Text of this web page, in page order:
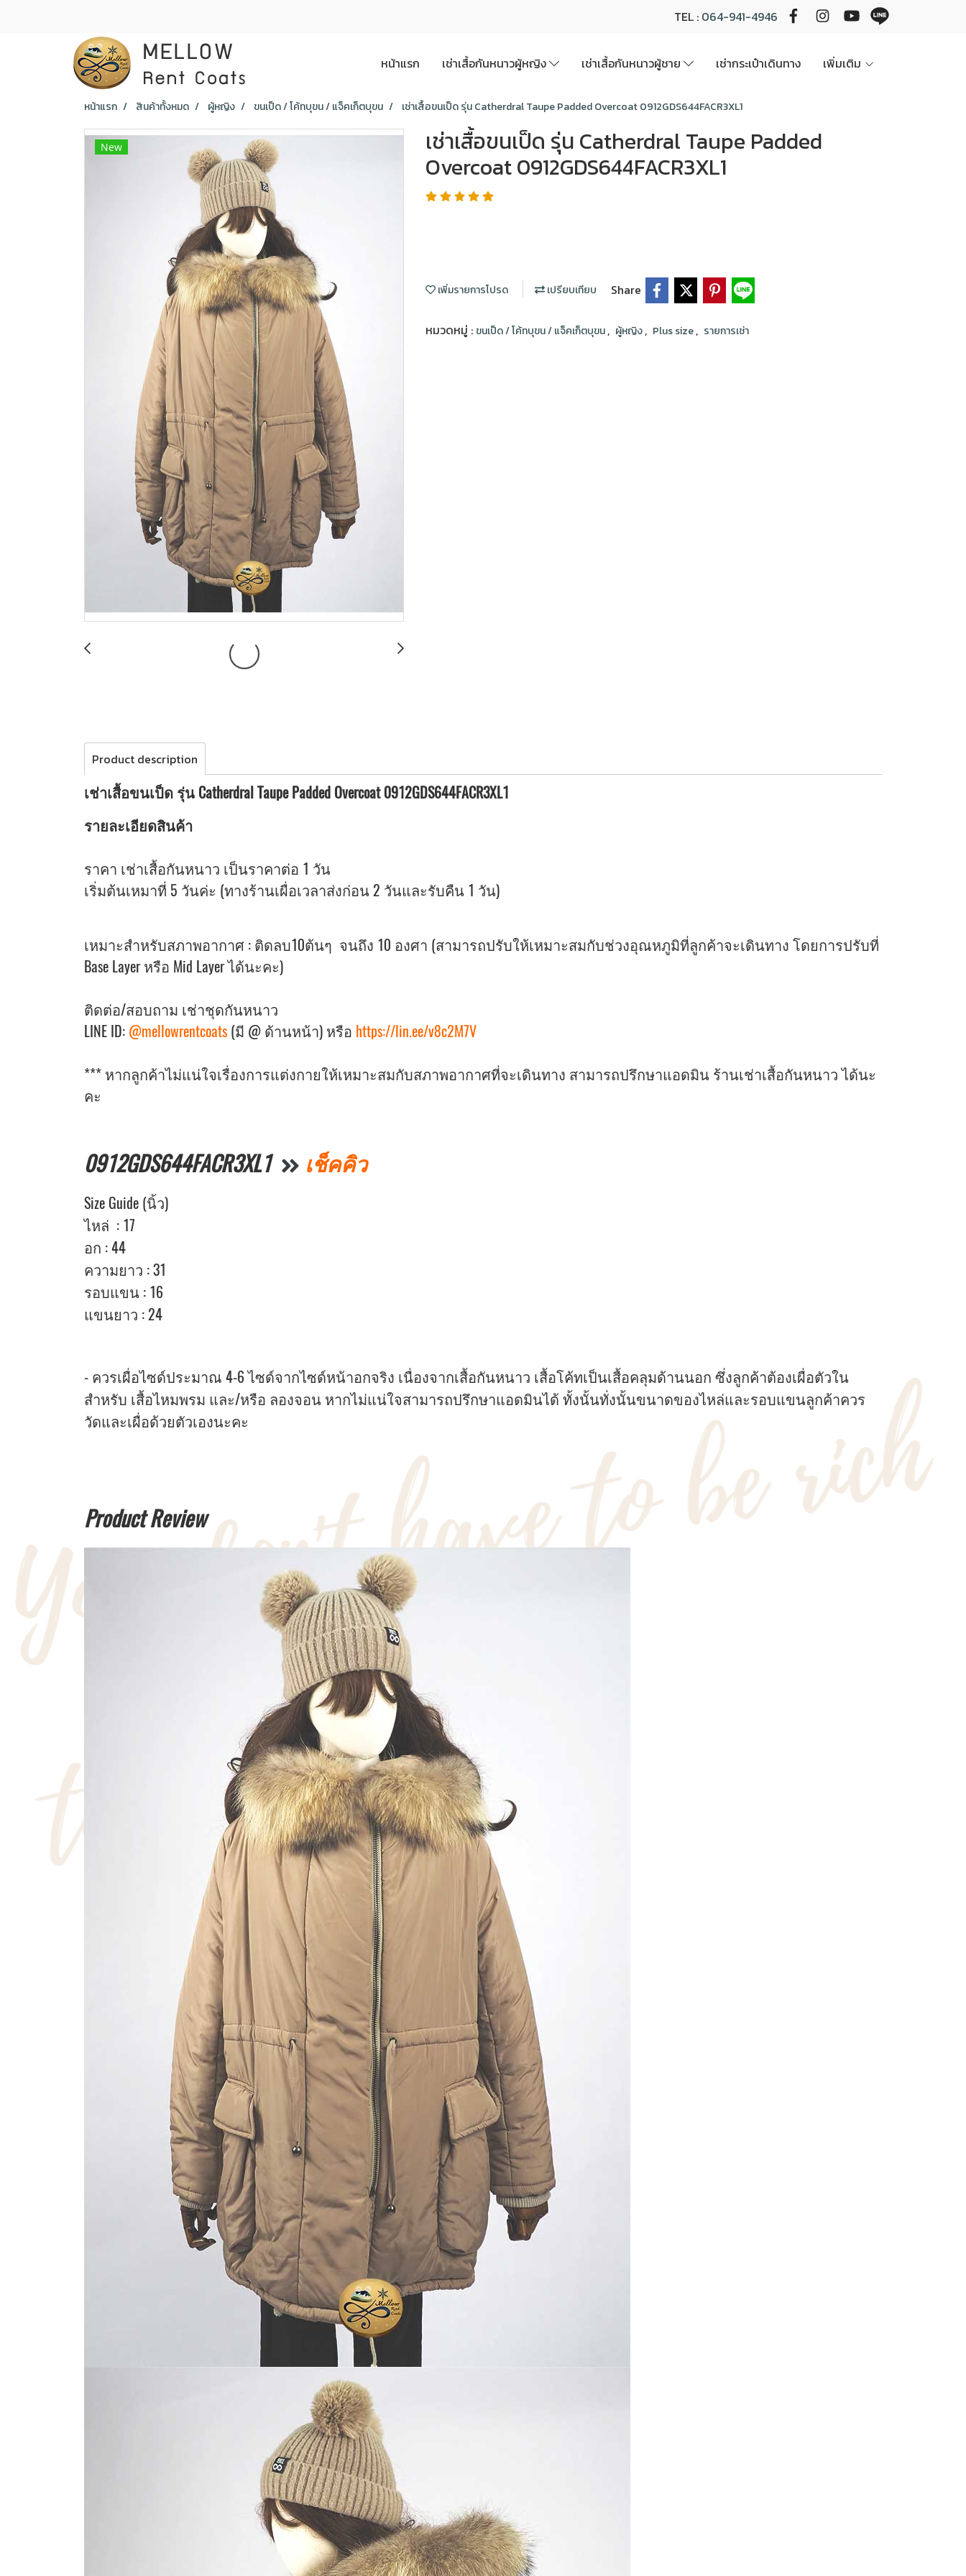
TEL : 064-941-4946
หน้าแรก เช่าเสื้อกันหนาวผู้หญิง เช่าเสื้อกันหนาวผู้ชาย เช่ากระเป๋าเดินทาง เพิ่มเติม
หน้าแรก สินค้าทั้งหมด ผู้หญิง ขนเป็ด / โค้ทบุขน / แจ็คเก็ตบุขน เช่าเสื้อขนเป็ด รุ่น Catherdral Taupe Padded Overcoat 0912GDS644FACR3XL1
New
เช่าเสื้อขนเป็ด รุ่น Catherdral Taupe Padded
Overcoat 0912GDS644FACR3XL1
เพิ่มรายการโปรด เปรียบเทียบ Share
หมวดหมู่ : ขนเป็ด / โค้ทบุขน / แจ็คเก็ตบุขน, ผู้หญิง, Plus size, รายการเช่า
Product description
เช่าเสื้อขนเป็ด รุ่น Catherdral Taupe Padded Overcoat 0912GDS644FACR3XL1
รายละเอียดสินค้า
ราคา เช่าเสื้อกันหนาว เป็นราคาต่อ 1 วัน
เริ่มต้นเหมาที่ 5 วันค่ะ (ทางร้านเผื่อเวลาส่งก่อน 2 วันและรับคืน 1 วัน)
เหมาะสำหรับสภาพอากาศ : ติดลบ10ต้นๆ จนถึง 10 องศา (สามารถปรับให้เหมาะสมกับช่วงอุณหภูมิที่ลูกค้าจะเดินทาง โดยการปรับที่
Base Layer หรือ Mid Layer ได้นะคะ)
ติดต่อ/สอบถาม เช่าชุดกันหนาว
LINE ID: @mellowrentcoats (มี @ ด้านหน้า) หรือ https://lin.ee/v8c2M7V
*** หากลูกค้าไม่แน่ใจเรื่องการแต่งกายให้เหมาะสมกับสภาพอากาศที่จะเดินทาง สามารถปรึกษาแอดมิน ร้านเช่าเสื้อกันหนาว ได้นะ
คะ
0912GDS644FACR3XL1 เช็คคิว
Size Guide (นิ้ว)
ไหล่ : 17
อก : 44
ความยาว : 31
รอบแขน : 16
แขนยาว : 24
- ควรเผื่อไซด์ประมาณ 4-6 ไซด์จากไซด์หน้าอกจริง เนื่องจากเสื้อกันหนาว เสื้อโค้ทเป็นเสื้อคลุมด้านนอก ซึ่งลูกค้าต้องเผื่อตัวใน
สำหรับ เสื้อไหมพรม และ/หรือ ลองจอน หากไม่แน่ใจสามารถปรึกษาแอดมินได้ ทั้งนั้นทั่งนั้นขนาดของไหล่และรอบแขนลูกค้าควร
วัดและเผื่อด้วยตัวเองนะคะ
Product Review